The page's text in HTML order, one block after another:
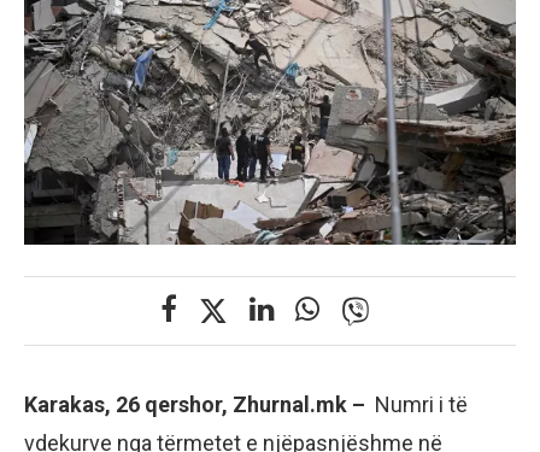
Karakas, 26 qershor, Zhurnal.mk – Numri i të
vdekurve nga tërmetet e njëpasnjëshme në